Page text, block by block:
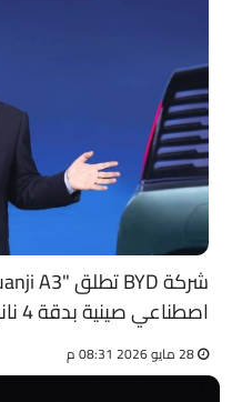
اصطناعي صينية بدقة 4 نانومتر